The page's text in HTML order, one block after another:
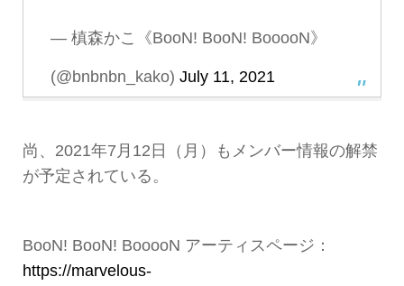
— 槙森かこ《BooN! BooN! BooooN》
(@bnbnbn_kako) July 11, 2021
尚、2021年7月12日（月）もメンバー情報の解禁
が予定されている。
BooN! BooN! BooooN アーティスページ：
https://marvelous-